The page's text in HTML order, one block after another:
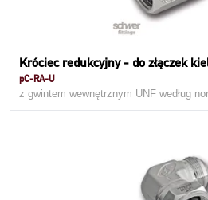
Króciec redukcyjny - do złączek
pC-RA-U
z gwintem wewnętrznym UNF według